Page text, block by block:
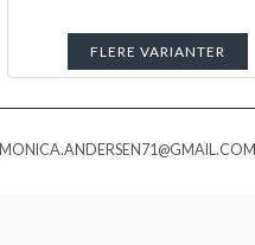
FLERE VARIANTER
MONICA.ANDERSEN71@GMAIL.COM